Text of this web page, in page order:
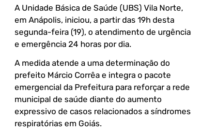
A Unidade Básica de Saúde (UBS) Vila Norte,
em Anápolis, iniciou, a partir das 19h desta
segunda-feira (19), o atendimento de urgência
e emergência 24 horas por dia.
A medida atende a uma determinação do
prefeito Márcio Corrêa e integra o pacote
emergencial da Prefeitura para reforçar a rede
municipal de saúde diante do aumento
expressivo de casos relacionados a síndromes
respiratórias em Goiás.